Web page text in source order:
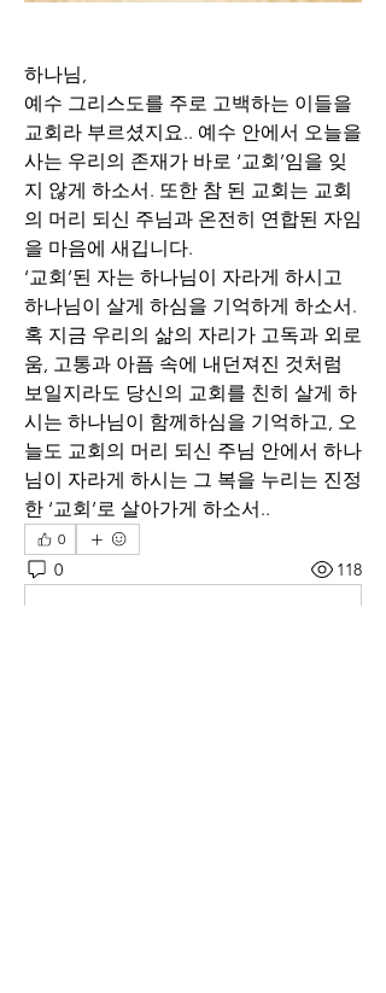
하나님,
예수 그리스도를 주로 고백하는 이들을
교회라 부르셨지요.. 예수 안에서 오늘을
사는 우리의 존재가 바로 ‘교회’임을 잊
지 않게 하소서. 또한 참 된 교회는 교회
의 머리 되신 주님과 온전히 연합된 자임
을 마음에 새깁니다.
‘교회’된 자는 하나님이 자라게 하시고
하나님이 살게 하심을 기억하게 하소서.
혹 지금 우리의 삶의 자리가 고독과 외로
움, 고통과 아픔 속에 내던져진 것처럼
보일지라도 당신의 교회를 친히 살게 하
시는 하나님이 함께하심을 기억하고, 오
늘도 교회의 머리 되신 주님 안에서 하나
님이 자라게 하시는 그 복을 누리는 진정
한 ‘교회’로 살아가게 하소서..
0
0 118